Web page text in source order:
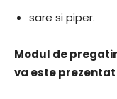
sare si piper.
Modul de
va este